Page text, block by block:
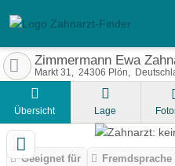
Zimmermann Ewa
Markt 31 24306 Plön
Übersicht Lage
Geeignet für Fremdsprache